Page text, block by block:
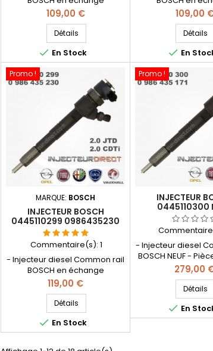
réparation - Pièce d'origine -
Référence compatible:
0986435162 , 0 445 110 213 , 0
986 435 162 , 55192740 ,
55198219 , 55217235 , 55221021 ,
71792985 , 71793290 , 71794168 -
Pour motorisation Fiat Alfa
Roméo Lancia 2.4JTD ,
2.4JTDM , 2.4D Multijet
Prix
109,00 €
Détails
 En Stock
réparation - Pièce
Références
0986435208 ,
, 551982180 ,
55198218 , 55221020
, 71792979,
- Pour motorisation
Alfa Roméo
1.9D Multijet ,
SAAB 1.9TiD
Prix
109,00
Détails
 En
Promo !
MARQUE: BOSCH
INJECTEUR BOSCH
0445110299 0986435230
55202251 55209382
55221024 95517509 15710-
79J81
Commentaire(s): 1
- Injecteur diesel Common rail
BOSCH en échange
réparation - Pièce d'origine -
Référence compatible:
0986435230 0 445 110 299 , 0
986 435 230 , 55202251 ,
55209382 , 55221024 ,
95517509 , 15710-79J81 - Pour
motorisations Alfa Roméo 2.0
Prix
119,00 €
Détails
 En Stock
Promo !
INJECTEUR
0445110300
- Injecteur diesel
BOSCH NEUF -
- Référence
0986435171 , 0 986
445 110 300 ,
55221023 ,
motorisations Alfa
JTDM , Fiat Lancia
Prix
279,00
Détails
 En